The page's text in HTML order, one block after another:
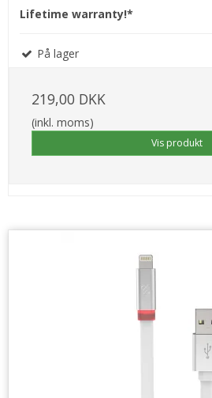
Lifetime warranty!*
På lager
219,00 DKK
(inkl. moms)
Vis produkt